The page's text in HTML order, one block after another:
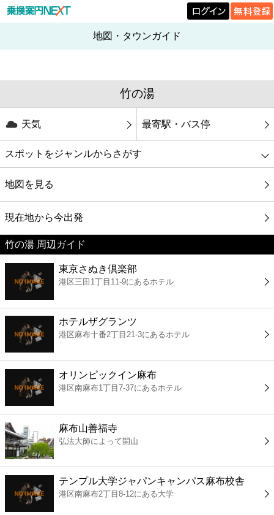
地図・タウンガイド
竹の湯
天気 最寄駅・バス停
スポットをジャンルからさがす
グルメ
映画
美容
コンビニ
薬局
スーパー
エンタメ
レジャー
書店
ファミレス
地図を見る
現在地から今出発
竹の湯 周辺ガイド
東京さぬき倶楽部
港区三田1丁目11-9にあるホテル
ホテルザグランツ
港区麻布十番2丁目21-3にあるホテル
オリンピックイン麻布
港区南麻布1丁目7-37にあるホテル
麻布山善福寺
弘法大師によって開山
テンプル大学ジャパンキャンパス麻布校舎
港区南麻布2丁目8-12にある大学